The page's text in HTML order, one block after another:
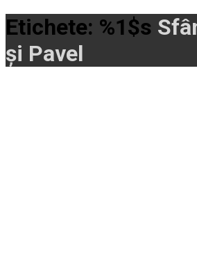
Etichete: %1$s
și Pavel